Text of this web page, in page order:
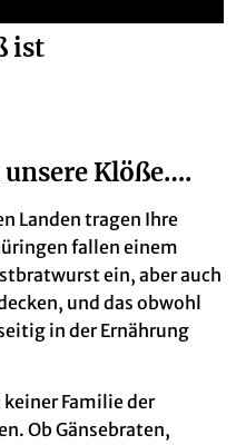
ist
Klöße….
Landen tragen Ihre
fallen einem
ein, aber auch
und das obwohl
in der Ernährung
Familie der
Ob Gänsebraten,